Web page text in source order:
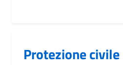
Protezione civile